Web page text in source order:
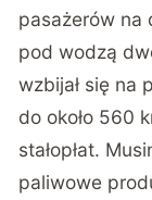
pasażerów na
pod wodzą
wzbijał się na
do około 560
stałopłat.
paliwowe